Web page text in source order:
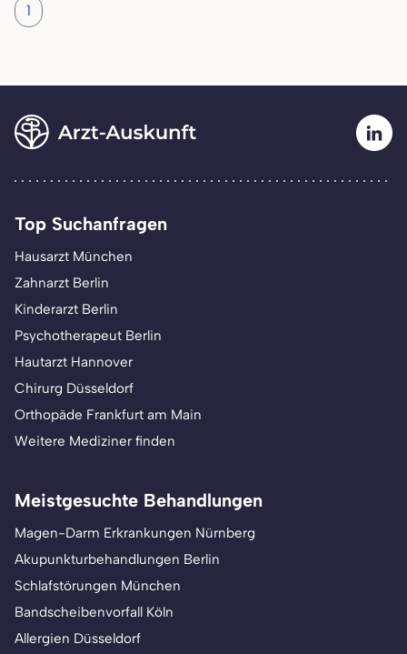
1
Top Suchanfragen
Hausarzt München
Zahnarzt Berlin
Kinderarzt Berlin
Psychotherapeut Berlin
Hautarzt Hannover
Chirurg Düsseldorf
Orthopäde Frankfurt am Main
Weitere Mediziner finden
Meistgesuchte Behandlungen
Magen-Darm Erkrankungen Nürnberg
Akupunkturbehandlungen Berlin
Schlafstörungen München
Bandscheibenvorfall Köln
Allergien Düsseldorf